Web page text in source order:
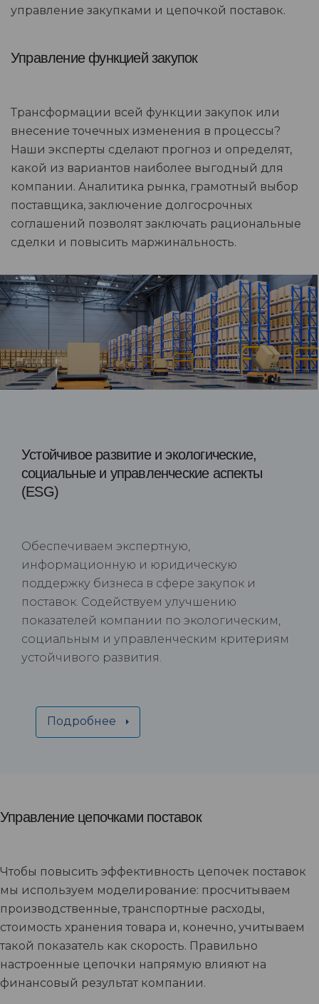
управление закупками и цепочкой поставок.
Управление функцией закупок
Трансформации всей функции закупок или
внесение точечных изменения в процессы?
Наши эксперты сделают прогноз и определят,
какой из вариантов наиболее выгодный для
компании. Аналитика рынка, грамотный выбор
поставщика, заключение долгосрочных
соглашений позволят заключать рациональные
сделки и повысить маржинальность.
Устойчивое развитие и экологические,
социальные и управленческие аспекты
(ESG)
Обеспечиваем экспертную,
информационную и юридическую
поддержку бизнеса в сфере закупок и
поставок. Содействуем улучшению
показателей компании по экологическим,
социальным и управленческим критериям
устойчивого развития.
Подробнее
Управление цепочками поставок
Чтобы повысить эффективность цепочек поставок
мы используем моделирование: просчитываем
производственные, транспортные расходы,
стоимость хранения товара и, конечно, учитываем
такой показатель как скорость. Правильно
настроенные цепочки напрямую влияют на
финансовый результат компании.